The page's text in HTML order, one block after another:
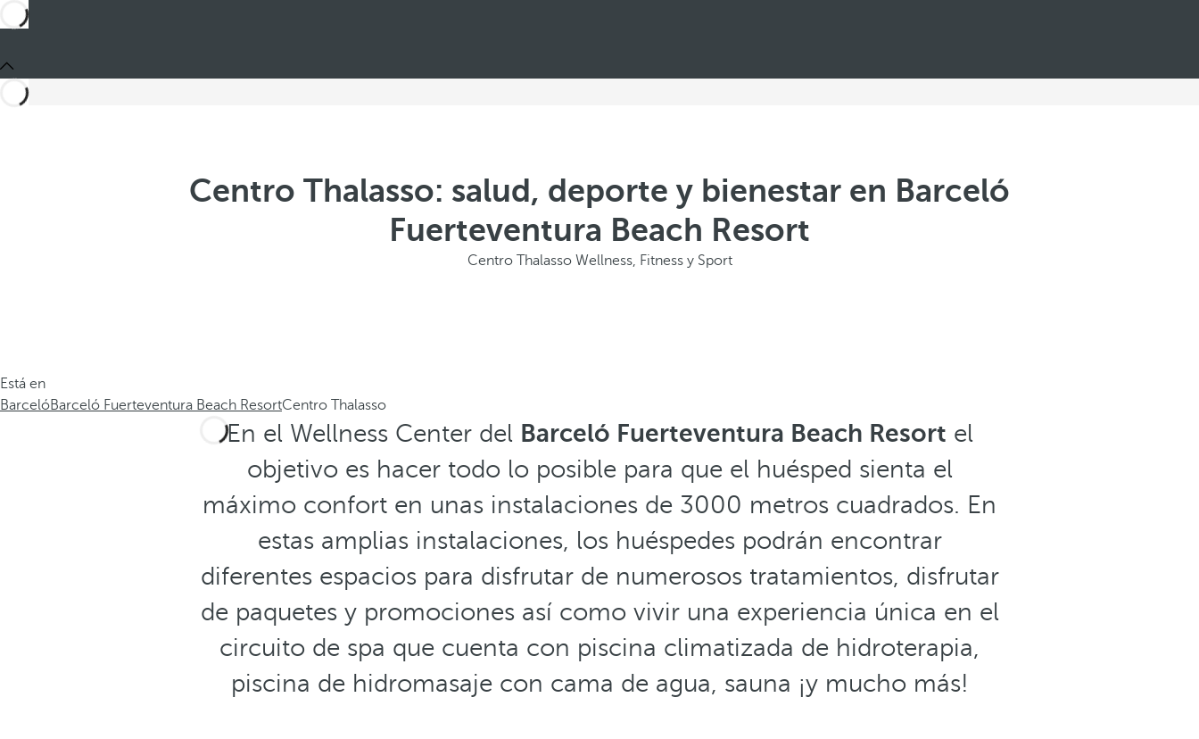
Centro Thalasso: salud, deporte y bienestar en Barceló
Fuerteventura Beach Resort
Centro Thalasso Wellness, Fitness y Sport
Está en
BarcelóBarceló Fuerteventura Beach ResortCentro Thalasso
En el Wellness Center del Barceló Fuerteventura Beach Resort el
objetivo es hacer todo lo posible para que el huésped sienta el
máximo confort en unas instalaciones de 3000 metros cuadrados. En
estas amplias instalaciones, los huéspedes podrán encontrar
diferentes espacios para disfrutar de numerosos tratamientos, disfrutar
de paquetes y promociones así como vivir una experiencia única en el
circuito de spa que cuenta con piscina climatizada de hidroterapia,
piscina de hidromasaje con cama de agua, sauna ¡y mucho más!